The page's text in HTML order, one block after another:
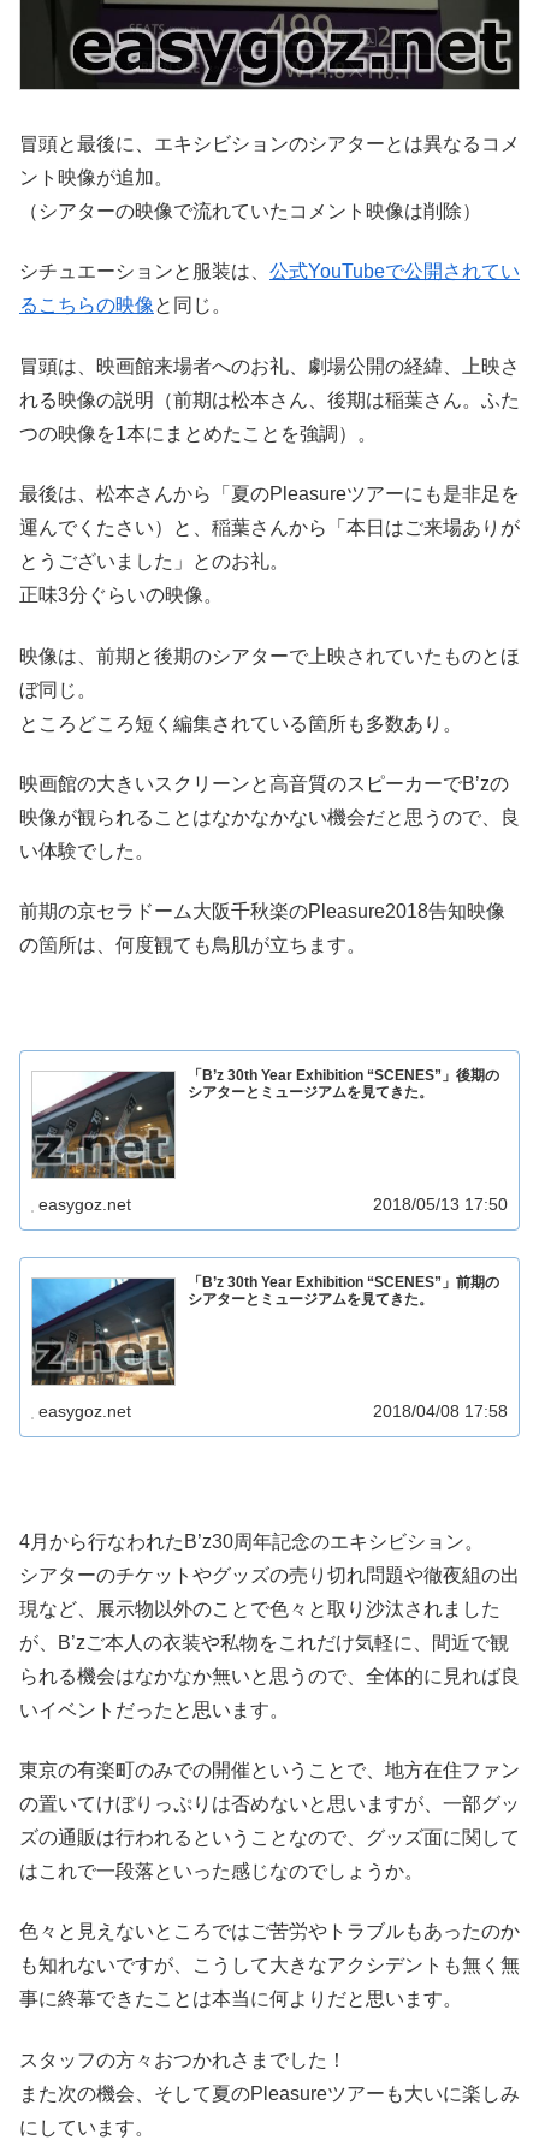
冒頭と最後に、エキシビションのシアターとは異なるコメ
ント映像が追加。
（シアターの映像で流れていたコメント映像は削除）
シチュエーションと服装は、 公式YouTubeで公開されてい
るこちらの映像と同じ。
冒頭は、映画館来場者へのお礼、劇場公開の経緯、上映さ
れる映像の説明（前期は松本さん、後期は稲葉さん。ふた
つの映像を1本にまとめたことを強調）。
最後は、松本さんから「夏のPleasureツアーにも是非足を
運んでくたさい）と、稲葉さんから「本日はご来場ありが
とうございました」とのお礼。
正味3分ぐらいの映像。
映像は、前期と後期のシアターで上映されていたものとほ
ぼ同じ。
ところどころ短く編集されている箇所も多数あり。
映画館の大きいスクリーンと高音質のスピーカーでB’zの
映像が観られることはなかなかない機会だと思うので、良
い体験でした。
前期の京セラドーム大阪千秋楽のPleasure2018告知映像
の箇所は、何度観ても鳥肌が立ちます。
「B’z 30th Year Exhibition “SCENES”」後期の
シアターとミュージアムを見てきた。
easygoz.net 2018/05/13 17:50
「B’z 30th Year Exhibition “SCENES”」前期の
シアターとミュージアムを見てきた。
easygoz.net 2018/04/08 17:58
4月から行なわれたB’z30周年記念のエキシビション。
シアターのチケットやグッズの売り切れ問題や徹夜組の出
現など、展示物以外のことで色々と取り沙汰されました
が、B’zご本人の衣装や私物をこれだけ気軽に、間近で観
られる機会はなかなか無いと思うので、全体的に見れば良
いイベントだったと思います。
東京の有楽町のみでの開催ということで、地方在住ファン
の置いてけぼりっぷりは否めないと思いますが、一部グッ
ズの通販は行われるということなので、グッズ面に関して
はこれで一段落といった感じなのでしょうか。
色々と見えないところではご苦労やトラブルもあったのか
も知れないですが、こうして大きなアクシデントも無く無
事に終幕できたことは本当に何よりだと思います。
スタッフの方々おつかれさまでした！
また次の機会、そして夏のPleasureツアーも大いに楽しみ
にしています。